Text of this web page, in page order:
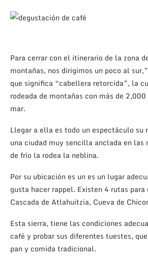
Para cerrar con el itinerario de la zona
montañas, nos dirigimos un poco al
que significa “cabellera retorcida”, la
rodeada de montañas con más de
mar.
Llegar a ella es todo un espectáculo su
una ciudad muy sencilla anclada en las
de frío la rodea la neblina.
Por su ubicación es un es un lugar
gusta hacer rappel. Existen 4 rutas
Cascada de Atlahuitzia, Cueva de
Esta sierra, tiene las condiciones
café y probar sus diferentes tuestes,
pan y comida tradicional.